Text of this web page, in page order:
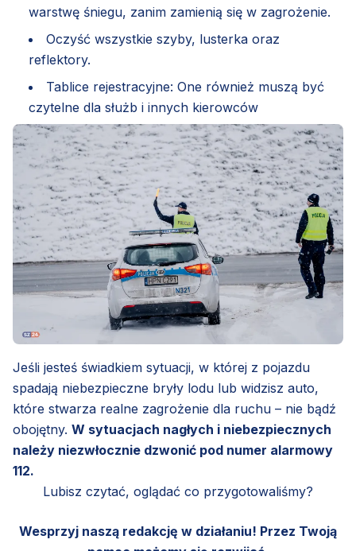
warstwę śniegu, zanim zamienią się w zagrożenie.
Oczyść wszystkie szyby, lusterka oraz
reflektory.
Tablice rejestracyjne: One również muszą być
czytelne dla służb i innych kierowców
Jeśli jesteś świadkiem sytuacji, w której z pojazdu
spadają niebezpieczne bryły lodu lub widzisz auto,
które stwarza realne zagrożenie dla ruchu – nie bądź
obojętny. W sytuacjach nagłych i niebezpiecznych
należy niezwłocznie dzwonić pod numer alarmowy
112.
Lubisz czytać, oglądać co przygotowaliśmy?
Wesprzyj naszą redakcję w działaniu! Przez Twoją